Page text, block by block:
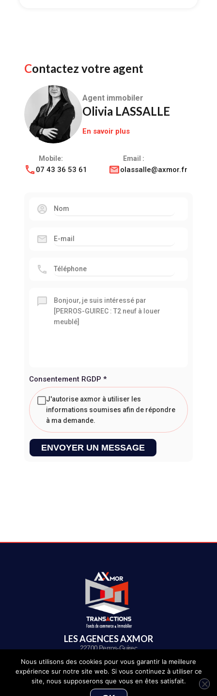
Contactez votre agent
Agent immobiler
Olivia LASSALLE
En savoir plus
Mobile:
07 43 36 53 61
Email :
olassalle@axmor.fr
Consentement RGDP *
J'autorise axmor à utiliser les
informations soumises afin de répondre
à ma demande.
ENVOYER UN MESSAGE
LES AGENCES AXMOR
22700 Perros-Guirec
Port : 33 rue Anatole Le Braz
Centre : 20 Pl. de l’Hôtel de ville
Nous utilisons des cookies pour vous garantir la meilleure
expérience sur notre site web. Si vous continuez à utiliser ce
site, nous supposerons que vous en êtes satisfait.